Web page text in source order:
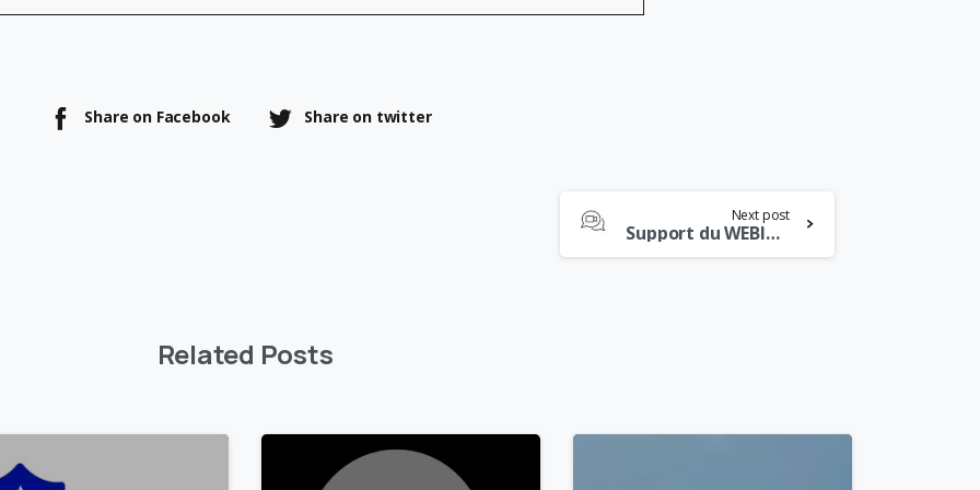
Share on Facebook Share on twitter
Next post
Support du WEBINAIRE du 30 octobre 2025
Related Posts